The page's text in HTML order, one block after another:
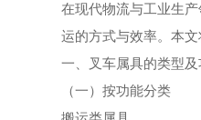
在现代物流与工业生
运的方式与效率。本
一、叉车属具的类型
（一）按功能分类